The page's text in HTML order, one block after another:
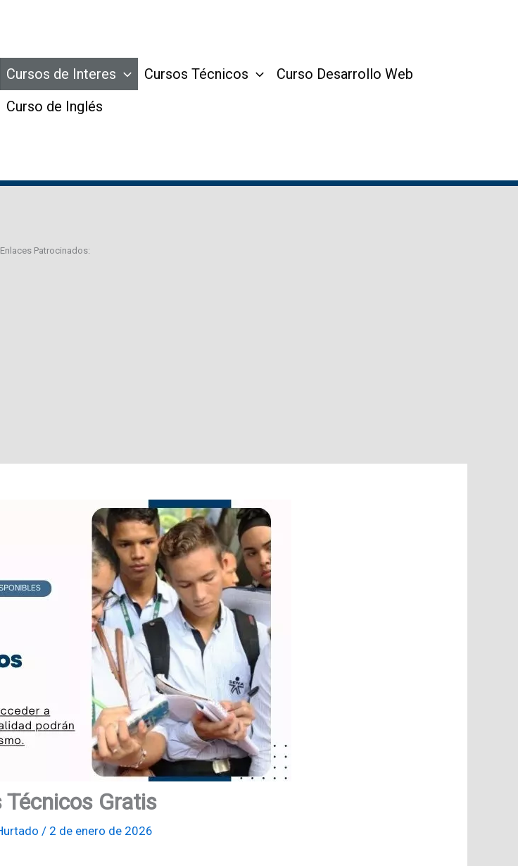
Cursos de Interes Cursos Técnicos
Curso Desarrollo Web
Curso de Inglés
Enlaces Patrocinados:
Técnicos Gratis
/ 2 de enero de 2026